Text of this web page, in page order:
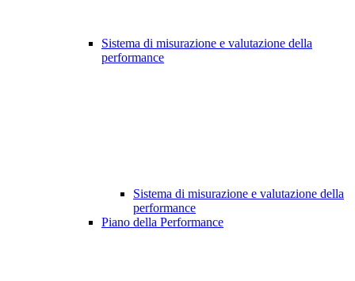
Sistema di misurazione e valutazione della
performance
Sistema di misurazione e valutazione della
performance
Piano della Performance